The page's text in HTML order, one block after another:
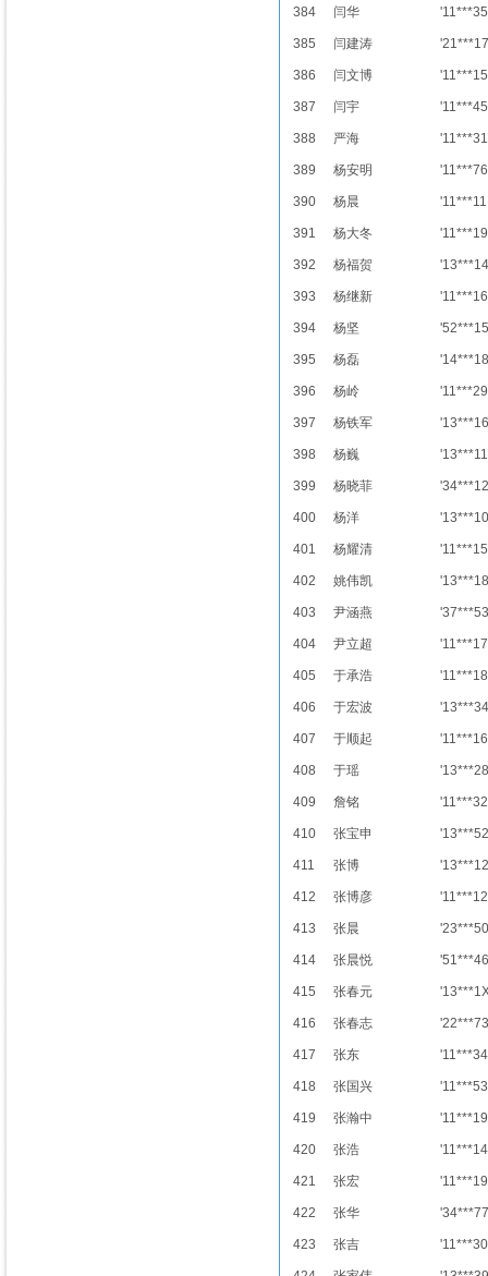
384 闫华 '11***35
385 闫建涛 '21***17
386 闫文博 '11***15
387 闫宇 '11***45
388 严海 '11***31
389 杨安明 '11***76
390 杨晨 '11***11
391 杨大冬 '11***19
392 杨福贺 '13***14
393 杨继新 '11***16
394 杨坚 '52***15
395 杨磊 '14***18
396 杨岭 '11***29
397 杨铁军 '13***16
398 杨巍 '13***11
399 杨晓菲 '34***12
400 杨洋 '13***10
401 杨耀清 '11***15
402 姚伟凯 '13***18
403 尹涵燕 '37***53
404 尹立超 '11***17
405 于承浩 '11***18
406 于宏波 '13***34
407 于顺起 '11***16
408 于瑶 '13***28
409 詹铭 '11***32
410 张宝申 '13***52
411 张博 '13***12
412 张博彦 '11***12
413 张晨 '23***50
414 张晨悦 '51***46
415 张春元
416 张春志 '22***73
417 张东 '11***34
418 张国兴 '11***53
419 张瀚中 '11***19
420 张浩 '11***14
421 张宏 '11***19
422 张华 '34***77
423 张吉 '11***30